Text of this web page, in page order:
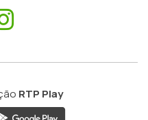
RTP Play